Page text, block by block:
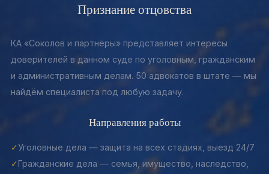
Признание отцовства
КА «Соколов и партнёры» представляет интересы
доверителей в данном суде по уголовным, гражданским
и административным делам. 50 адвокатов в штате — мы
найдём специалиста под любую задачу.
Направления работы
✓Уголовные дела — защита на всех стадиях, выезд 24/7
✓ Гражданские дела — семья, имущество, наследство,